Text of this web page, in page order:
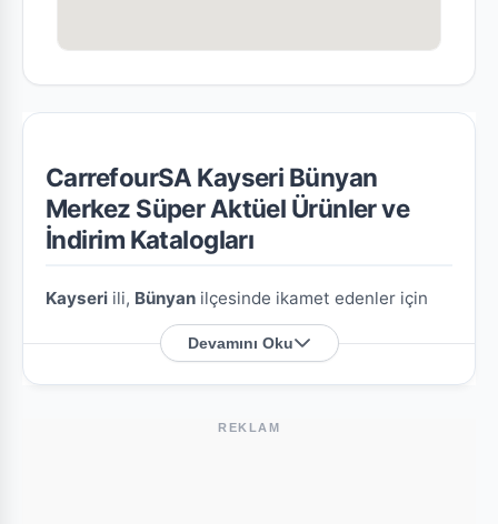
CarrefourSA Kayseri Bünyan
Merkez Süper Aktüel Ürünler ve
İndirim Katalogları
Kayseri ili, Bünyan ilçesinde ikamet edenler için
CarrefourSA Kayseri Bünyan Merkez Süper
şubesine özel en güncel indirim broşürlerini ve
aktüel ürün fırsatlarını bu sayfada derledik.
CarrefourSA Kayseri Bünyan Merkez Süper
Devamını Oku
REKLAM